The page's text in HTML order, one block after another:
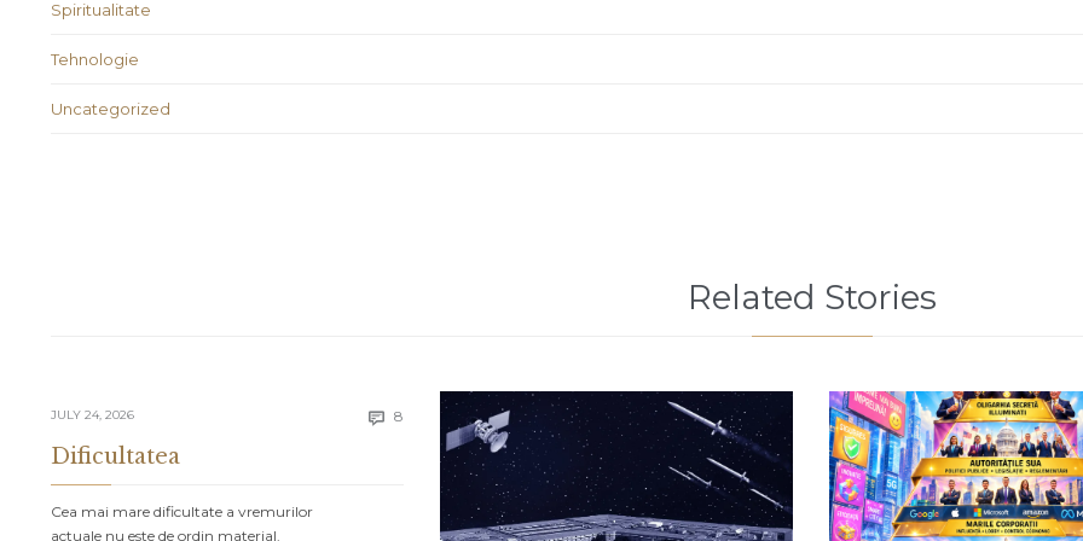
Spiritualitate
Tehnologie
Uncategorized
Related Stories
JULY 24, 2026  8 Comments
Dificultatea
Cea mai mare dificultate a vremurilor
actuale nu este de ordin material.